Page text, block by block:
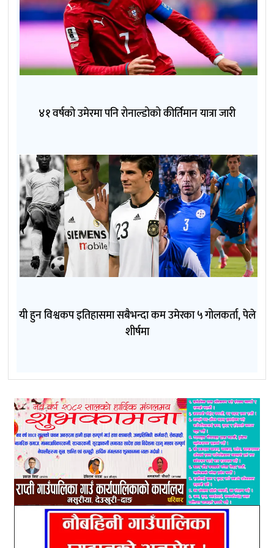
४१ वर्षको उमेरमा पनि रोनाल्डोको कीर्तिमान यात्रा जारी
यी हुन विश्वकप इतिहासमा सबैभन्दा कम उमेरका ५ गोलकर्ता, पेले
शीर्षमा